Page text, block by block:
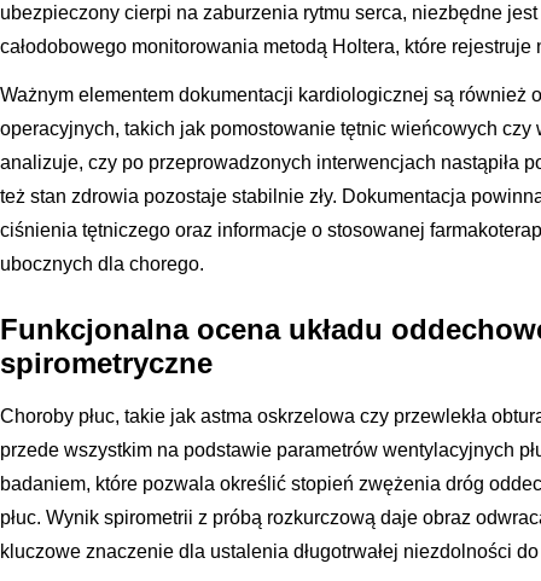
ubezpieczony cierpi na zaburzenia rytmu serca, niezbędne
całodobowego monitorowania metodą Holtera, które rejestruje
Ważnym elementem dokumentacji kardiologicznej są również
operacyjnych, takich jak pomostowanie tętnic wieńcowych czy
analizuje, czy po przeprowadzonych interwencjach nastąpiła
też stan zdrowia pozostaje stabilnie zły. Dokumentacja
ciśnienia tętniczego oraz informacje o stosowanej
ubocznych dla chorego.
Funkcjonalna ocena układu
spirometryczne
Choroby płuc, takie jak astma oskrzelowa czy przewlekła
przede wszystkim na podstawie parametrów wentylacyjnych
badaniem, które pozwala określić stopień zwężenia dróg
płuc. Wynik spirometrii z próbą rozkurczową daje obraz
kluczowe znaczenie dla ustalenia długotrwałej niezdolności